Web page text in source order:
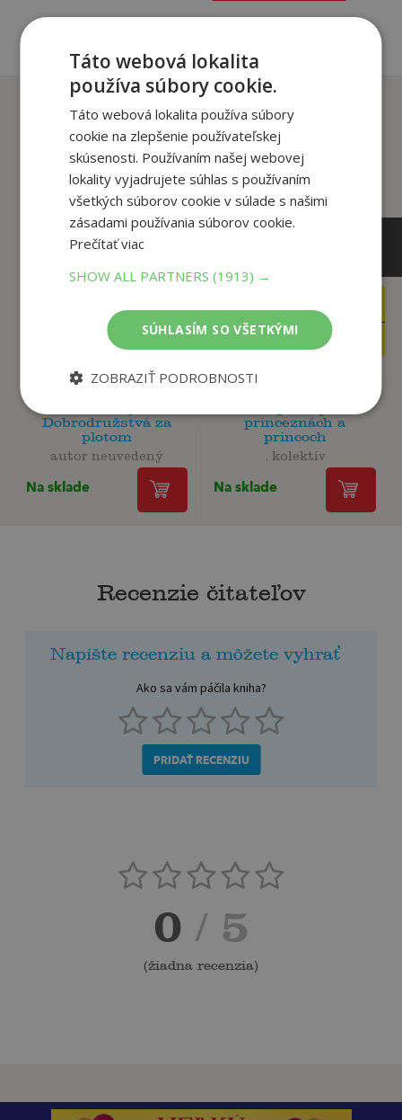
Zákazníci, ktorí si kúpili
tento titul si tiež kúpili
6 €
3,95€
Dobrodružstvá za
plotom
autor neuvedený
Na sklade
princeznách a
princoch
. kolektív
Na sklade
Recenzie čitateľov
Napíšte recenziu a môžete vyhrať
Ako sa vám páčila kniha?
PRIDAŤ RECENZIU
0 / 5
(žiadna recenzia)
Táto webová lokalita
používa súbory cookie.
Táto webová lokalita používa súbory
cookie na zlepšenie používateľskej
skúsenosti. Používaním našej webovej
lokality vyjadrujete súhlas s používaním
všetkých súborov cookie v súlade s našimi
zásadami používania súborov cookie.
Prečítať viac
SHOW ALL PARTNERS(1913) →
SÚHLASÍM SO VŠETKÝMI
ZOBRAZIŤ PODROBNOSTI